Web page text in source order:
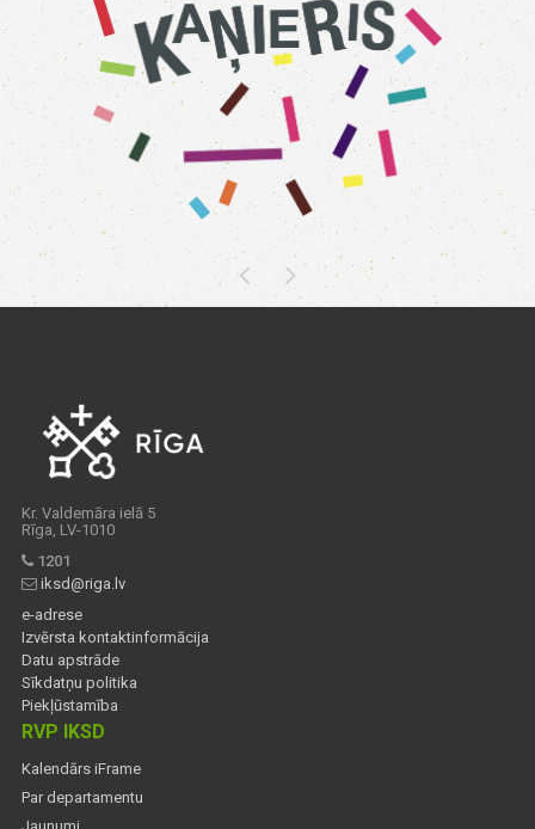
Kr. Valdemāra ielā 5
Rīga, LV-1010
1201
iksd@riga.lv
e-adrese
Izvērsta kontaktinformācija
Datu apstrāde
Sīkdatņu politika
Piekļūstamība
RVP IKSD
Kalendārs iFrame
Par departamentu